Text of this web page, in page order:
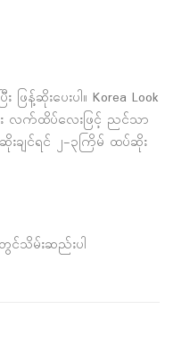
န့်ဆိုးပေးပါ။ Kore‌a Look
လက်ထိပ်လေးဖြင့် ညင်သာ
ဆိုးချင်ရင် ၂-၃ကြိမ် ထပ်ဆိုး
သိမ်းဆည်းပါ